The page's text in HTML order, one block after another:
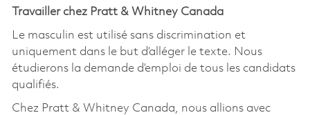
Travailler chez Pratt & Whitney Canada
Le masculin est utilisé sans discrimination et
uniquement dans le but d’alléger le texte. Nous
étudierons la demande d’emploi de tous les candidats
qualifiés.
Chez Pratt & Whitney Canada, nous allions avec